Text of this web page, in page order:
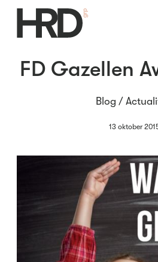
FD Gazellen
Blog /
13 oktober